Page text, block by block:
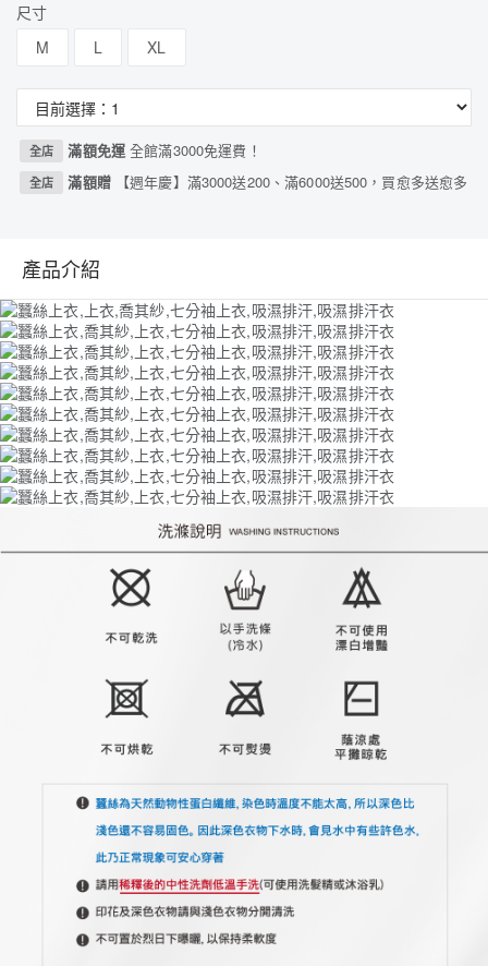
尺寸
M
L XL
全店 滿額免運全館滿3000免運費！
全店 滿額贈 【週年慶】滿3000送200、滿6000送500，買愈多送愈多
產品介紹